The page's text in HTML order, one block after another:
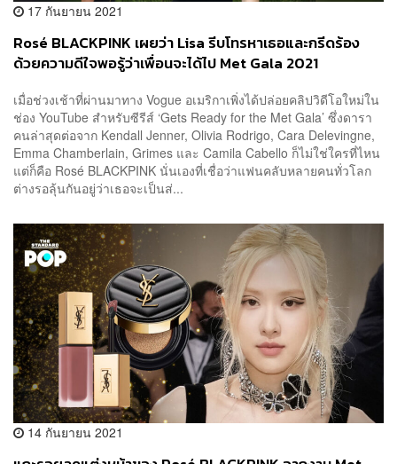
17 กันยายน 2021
Rosé BLACKPINK เผยว่า Lisa รีบโทรหาเธอและกรีดร้อง
ด้วยความดีใจพอรู้ว่าเพื่อนจะได้ไป Met Gala 2021
เมื่อช่วงเช้าที่ผ่านมาทาง Vogue อเมริกาเพิ่งได้ปล่อยคลิปวิดีโอใหม่ใน
ช่อง YouTube สำหรับซีรีส์ ‘Gets Ready for the Met Gala’ ซึ่งดารา
คนล่าสุดต่อจาก Kendall Jenner, Olivia Rodrigo, Cara Delevingne,
Emma Chamberlain, Grimes และ Camila Cabello ก็ไม่ใช่ใครที่ไหน
แต่ก็คือ Rosé BLACKPINK นั่นเองที่เชื่อว่าแฟนคลับหลายคนทั่วโลก
ต่างรอลุ้นกันอยู่ว่าเธอจะเป็นส่...
14 กันยายน 2021